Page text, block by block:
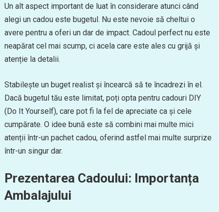
Un alt aspect important de luat în considerare atunci când
alegi un cadou este bugetul. Nu este nevoie să cheltui o
avere pentru a oferi un dar de impact. Cadoul perfect nu este
neapărat cel mai scump, ci acela care este ales cu grijă și
atenție la detalii.
Stabilește un buget realist și încearcă să te încadrezi în el.
Dacă bugetul tău este limitat, poți opta pentru cadouri DIY
(Do It Yourself), care pot fi la fel de apreciate ca și cele
cumpărate. O idee bună este să combini mai multe mici
atenții într-un pachet cadou, oferind astfel mai multe surprize
într-un singur dar.
Prezentarea Cadoului: Importanța
Ambalajului